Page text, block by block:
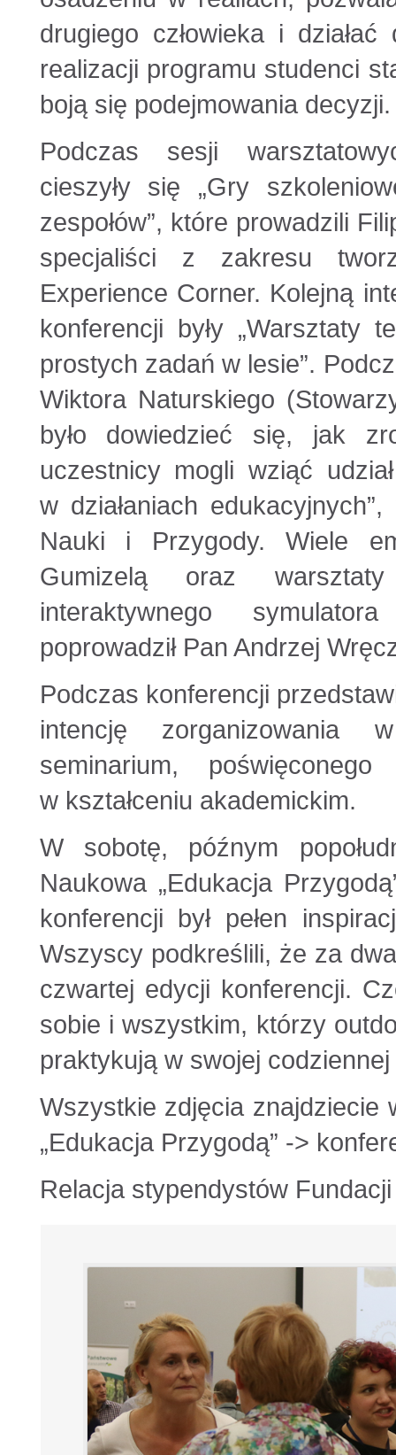
drugiego człowieka i
realizacji programu studenci
boją się podejmowania decyzji.
Podczas sesji
cieszyły się „Gry
zespołów”, które prowadzili
specjaliści z zakresu
Experience Corner. Kolejną
konferencji były „Warsztaty
prostych zadań w lesie”.
Wiktora Naturskiego
było dowiedzieć się, jak
uczestnicy mogli wziąć
w działaniach
Nauki i Przygody. Wiele
Gumizelą oraz
interaktywnego
poprowadził Pan Andrzej
Podczas konferencji
intencję zorganizowania
seminarium,
w kształceniu akademickim.
W sobotę, późnym
Naukowa „Edukacja
konferencji był pełen
Wszyscy podkreślili, że za
czwartej edycji konferencji.
sobie i wszystkim, którzy
praktykują w swojej
Wszystkie zdjęcia znajdziecie
„Edukacja Przygodą” ->
Relacja stypendystów